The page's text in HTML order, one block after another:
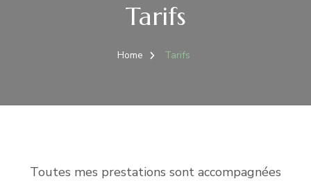
Tarifs
Home Tarifs
Toutes mes prestations sont accompagnées